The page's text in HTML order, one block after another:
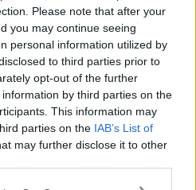
Please note that after your
you may continue seeing
personal information utilized by
to third parties prior to
opt-out of the further
by third parties on the
This information may
parties on the IAB’s List of
may further disclose it to other
lanciato
Facebook dell'associazione
loro contrarietà a qualunque
lo hanno condiviso,
ai progetti di vita dei ragazzi della
di tutte le persone con disabilità
pubblicato ha avuto9016
234 condivisioni.